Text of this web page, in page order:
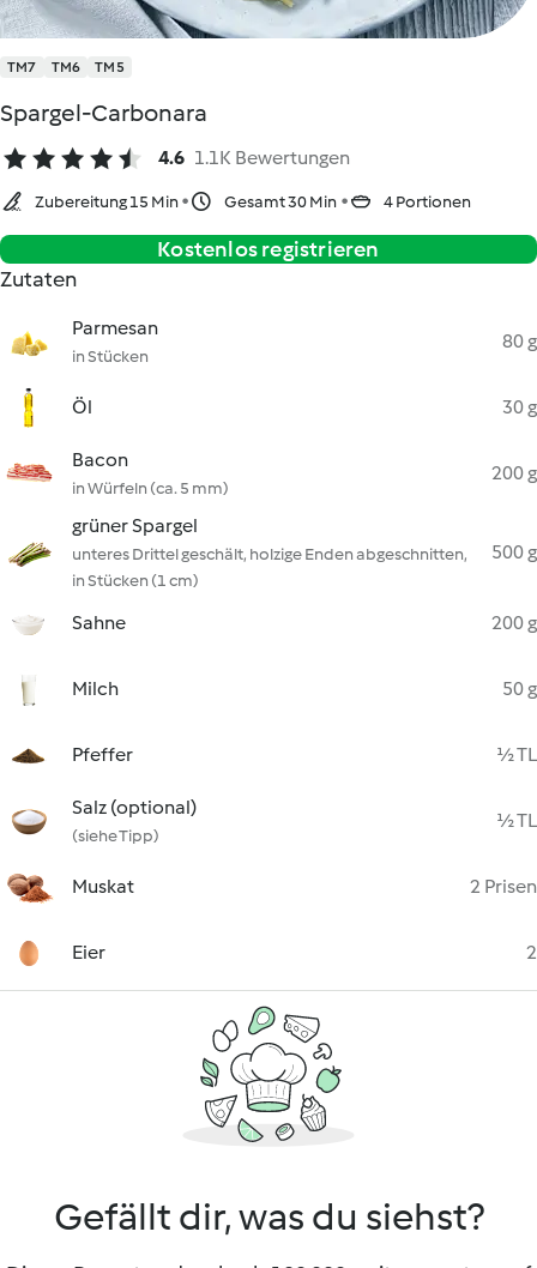
TM7 TM6 TM5
Spargel-Carbonara
4.6 1.1K Bewertungen
Zubereitung 15 Min Gesamt 30 Min 4 Portionen
Kostenlos registrieren
Zutaten
Parmesan
in Stücken
80 g
Öl 30 g
Bacon
in Würfeln (ca. 5 mm)
200 g
grüner Spargel
unteres Drittel geschält, holzige Enden abgeschnitten,
in Stücken (1 cm)
500 g
Sahne 200 g
Milch 50 g
Pfeffer ½ TL
Salz (optional)
(siehe Tipp)
½ TL
Muskat 2 Prisen
Eier 2
Gefällt dir, was du siehst?